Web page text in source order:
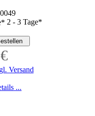
2 - 3 Tage*
Versand
...